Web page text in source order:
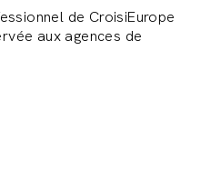
de CroisiEurope
aux agences de